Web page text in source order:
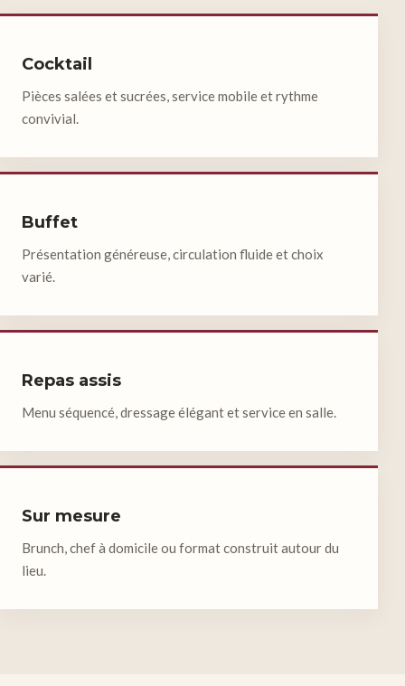
Cocktail
Pièces salées et sucrées, service mobile et rythme
convivial.
Buffet
Présentation généreuse, circulation fluide et choix
varié.
Repas assis
Menu séquencé, dressage élégant et service en salle.
Sur mesure
Brunch, chef à domicile ou format construit autour du
lieu.